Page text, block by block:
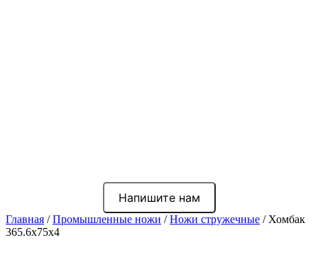
Напишите нам
Главная /Промышленные ножи /Ножи стружечные / Хомбак
365.6x75x4